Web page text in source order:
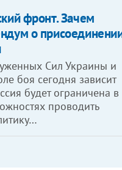
фронт. Зачем
о
Сил Украины и
боя сегодня зависит
будет ограничена в
проводить